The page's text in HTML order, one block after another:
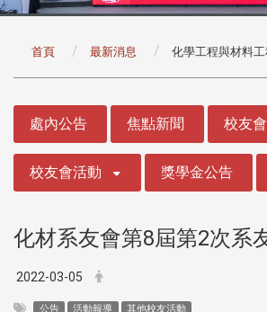
首頁 最新消息 化學工程與材料
處內公告 焦點新聞 校友
校友會活動 獎學金公告
化材系友會第8屆第2次系
2022-03-05
公告 活動報導 其他校友活動